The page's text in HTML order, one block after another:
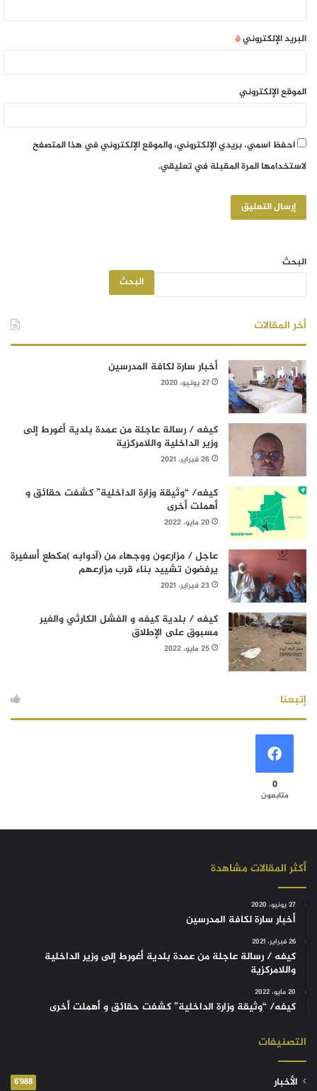
البريد الإلكتروني*
الموقع الإلكتروني
احفظ اسمي، بريدي الإلكتروني، والموقع الإلكتروني في هذا المتصفح
لاستخدامها المرة المقبلة في تعليقي.
البحث
البحث
أخر المقالات
أخبار سارة لكافة المدرسين
27 يونيو، 2020
كيفه / رسالة عاجلة من عمدة بلدية أغورط إلى
وزير الداخلية واللامركزية
26 فبراير، 2021
كيفه/ “وثيقة وزارة الداخلية” كشفت حقائق و
أهملت أخرى
20 مايو، 2022
عاجل / مزارعون ووجهاء من (آدوابه )مكطع أسفيرة
يرفضون تشييد بناء قرب مزارعهم
23 فبراير، 2021
كيفه / بلدية كيفه و الفشل الكارثي والغير
مسبوق على الإطلاق
25 مايو، 2022
إتبعنا
0
متابعون
أكثر المقالات مشاهدة
27 يونيو، 2020
أخبار سارة لكافة المدرسين
26 فبراير، 2021
كيفه / رسالة عاجلة من عمدة بلدية أغورط إلى وزير الداخلية
واللامركزية
20 مايو، 2022
كيفه/ “وثيقة وزارة الداخلية” كشفت حقائق و أهملت أخرى
التصنيفات
الأخبار 6٬988